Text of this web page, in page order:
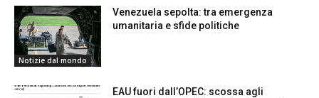
Notizie dal mondo
Venezuela sepolta: tra emergenza
umanitaria e sfide politiche
EAU fuori dall’OPEC: scossa agli